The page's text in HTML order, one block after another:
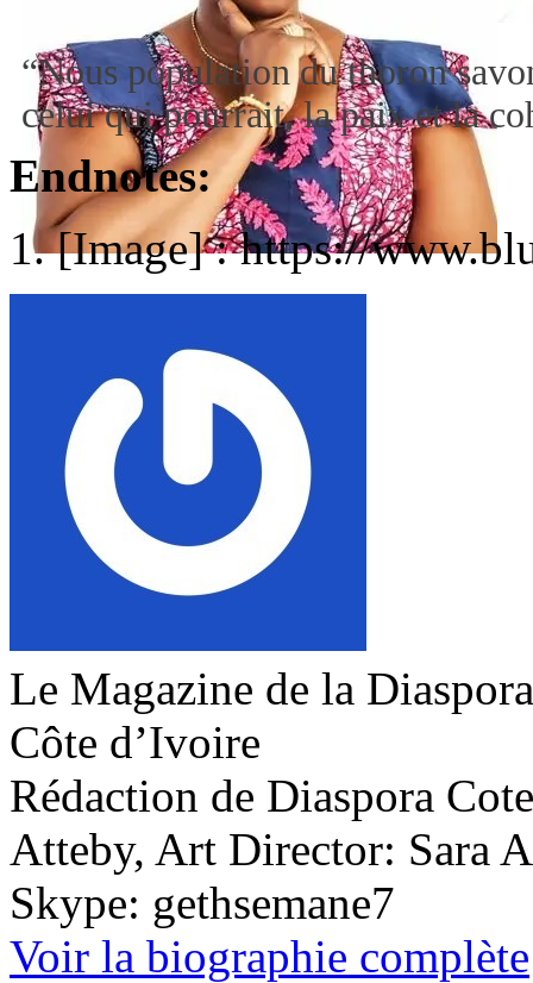
“Nous population du thoron
celui qui pourrait, la paix et la
Endnotes:
[Image] : https://
Le Magazine de la
Côte d’Ivoire
Rédaction de Diaspora
Atteby, Art Director: Sara
Skype: gethsemane7
Voir la biographie complète